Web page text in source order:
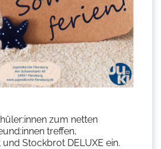
zum netten
treffen,
Stockbrot DELUXE ein.